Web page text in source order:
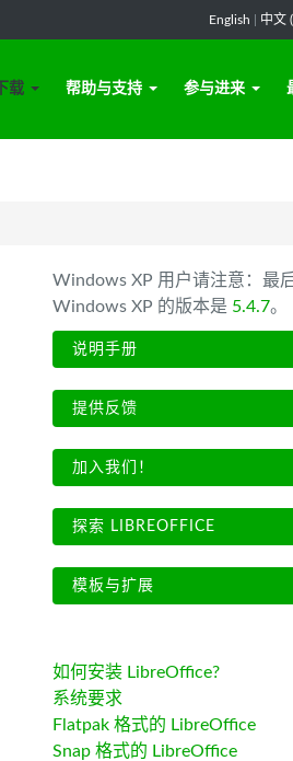
English 中文
下载 帮助与支持 参与进来
Windows XP 用户请注意：最
Windows XP 的版本是 5.4.7。
说明手册
提供反馈
加入我们！
探索 LIBREOFFICE
模板与扩展
如何安装 LibreOffice?
系统要求
Flatpak 格式的 LibreOffice
Snap 格式的 LibreOffice